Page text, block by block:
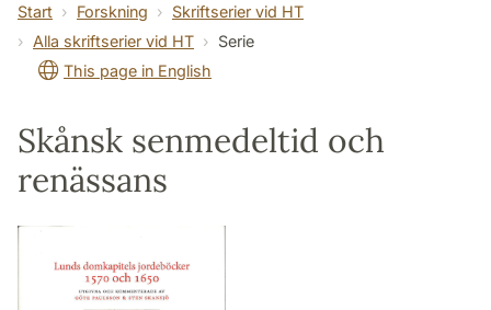
Start Forskning
Skriftserier vid HT
Alla skriftserier vid HT
Serie
This page in English
Skånsk senmedeltid och
renässans